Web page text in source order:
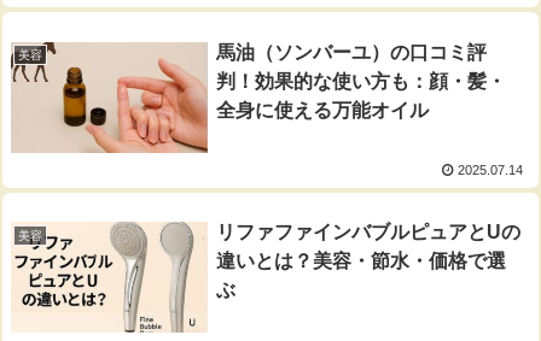
美容
馬油（ソンバーユ）の口コミ評
判！効果的な使い方も：顔・髪・
全身に使える万能オイル
2025.07.14
美容
リファファインバブルピュアとUの
違いとは？美容・節水・価格で選
ぶ